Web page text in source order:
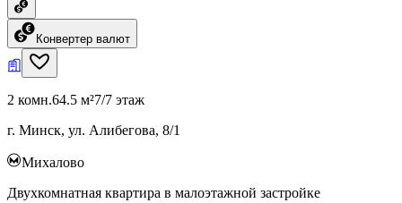
Конвертер валют
2 комн.64.5 м²7/7 этаж
г. Минск, ул. Алибегова, 8/1
Михалово
Двухкомнатная квартира в малоэтажной застройке